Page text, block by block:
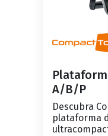
A/B/P
Descubra
plataforma